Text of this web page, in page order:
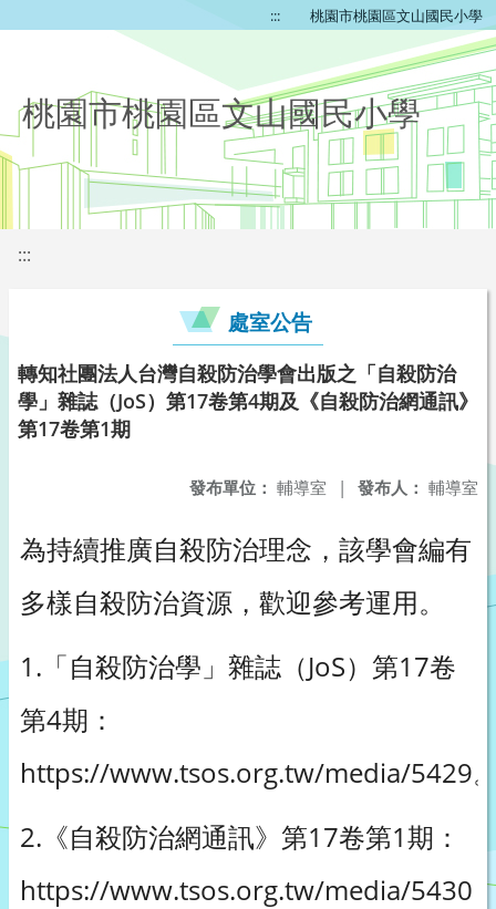
::: 桃園市桃園區文山國民小學
桃園市桃園區文山國民小學
:::
處室公告
轉知社團法人台灣自殺防治學會出版之「自殺防治
學」雜誌（JoS）第17卷第4期及《自殺防治網通訊》
第17卷第1期
發布人： 輔導室
發布單位： 輔導室 |
為持續推廣自殺防治理念，該學會編有
多樣自殺防治資源，歡迎參考運用。
1.「自殺防治學」雜誌（JoS）第17卷
第4期：
https://www.tsos.org.tw/media/5429
2.《自殺防治網通訊》第17卷第1期：
https://www.tsos.org.tw/media/5430